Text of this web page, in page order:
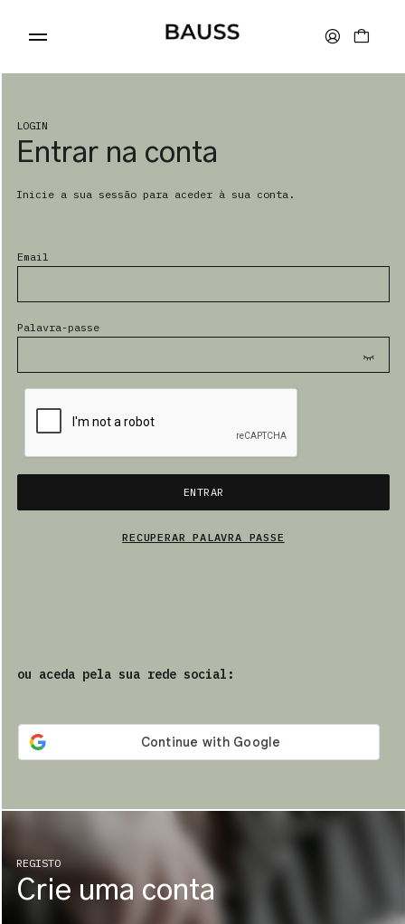
ACESSÓRIOS
PRODUTOS
PT
REGISTO
Crie uma conta
LOGIN
Entrar na conta
Inicie a sua sessão para aceder à sua conta.
Email
Palavra-passe
ENTRAR
RECUPERAR PALAVRA PASSE
ou aceda pela sua rede social: